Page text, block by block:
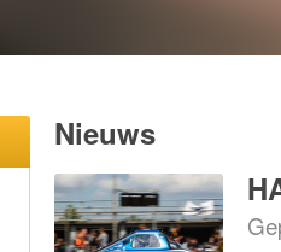
Nieuws